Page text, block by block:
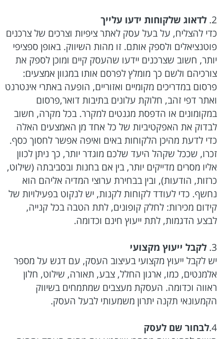
2. לדאוג שלקוחות ידעו עלייך
כדי להצליח, על בעל עסק לאתר ציפיות וצרכים של צרכנים
פוטנציאלים ולספק אותם. זו מהות השיווק. באופן ספציפי
יותר, חשוב שצרכנים יידעו שהעסק קיים ומוכן לספק את
צורכיהם ולשם כך מומלץ לפרסם אותו במגוון אמצעים:
פרסום במדריכים מקומיים ואזוריים, הופעה באתרי אינטרנט
ואתר דפי זהב, חלוקת עלונים בתיבות דואר,פרסום
במקומונים או הדפסת מגנטים למקרר. בכל מקרה, חשוב
לבדוק את האפקטיביות של כל אחד מן האמצעים האלה
כדי לדעת מהיכן הלקוחות באים ואיפה אפשר לחסוך כסף.
זכרו, שככל שקהל היעד שלכם מוגדר יותר, כך ניתן לכוון
אליו מסרים מדייקים יותר, בין אם בחנות ובסביבתה (שילוט,
כרזות, הודעות), ובין בבחירת ערוצי המדיה אליהם הוא
נחשף. כדי לעודד לקוחות לקנות, יש לנקוט בפעילויות של
קידום מכירות: לחלק קופונים, לתת הטבה בכל קנייה,
לבצע הדגמות, לתת ייעוץ חינם וכדומה.
3. לקבל ייעוץ מקצועי
יש לקבל ייעוץ מקצועי בעיצוב העסק, עם דגש על מספר
אלמנטים, כמו, ארגון החלל, צבע, תאורה, שילוט, חלון
ראווה וכדומה. העסקת מעצבים שמתמחים בשיווק
הקמעונאי תקנה יתרון משמעותי לבעל העסק.
4.לבחור שם לעסק